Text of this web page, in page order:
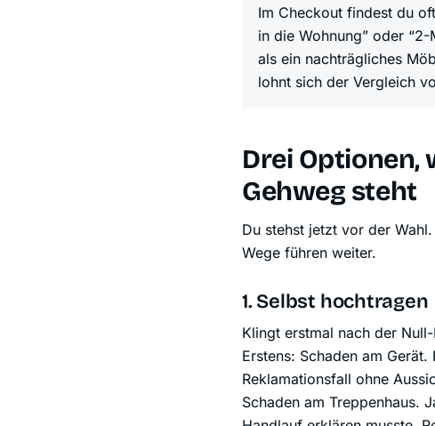
Im Checkout findest du
in die Wohnung” oder
als ein nachträgliches
lohnt sich der Vergleich
Drei Optionen,
Gehweg steht
Du stehst jetzt vor der
Wege führen weiter.
1. Selbst hochtragen
Klingt erstmal nach der
Erstens: Schaden am
Reklamationsfall ohne
Schaden am Treppenhaus.